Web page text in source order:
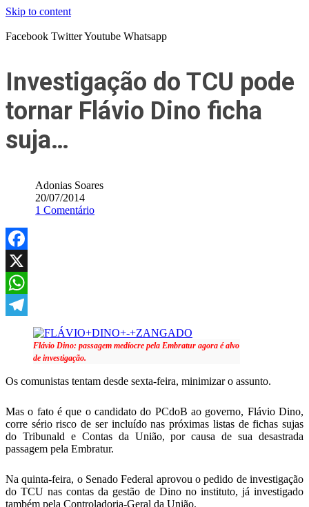
Skip to content
Facebook TwitterYoutube Whatsapp
Investigação do TCU pode
tornar Flávio Dino ficha
suja…
Adonias Soares
20/07/2014
1 Comentário
Facebook
X
WhatsApp
Telegram
Flávio Dino: passagem medíocre pela Embratur agora é alvo
de investigação.
Os comunistas tentam desde sexta-feira, minimizar o assunto.
Mas o fato é que o candidato do PCdoB ao governo, Flávio Dino,
corre sério risco de ser incluído nas próximas listas de fichas sujas
do Tribunald e Contas da União, por causa de sua desastrada
passagem pela Embratur.
Na quinta-feira, o Senado Federal aprovou o pedido de investigação
do TCU nas contas da gestão de Dino no instituto, já investigado
também pela Controladoria-Geral da União.